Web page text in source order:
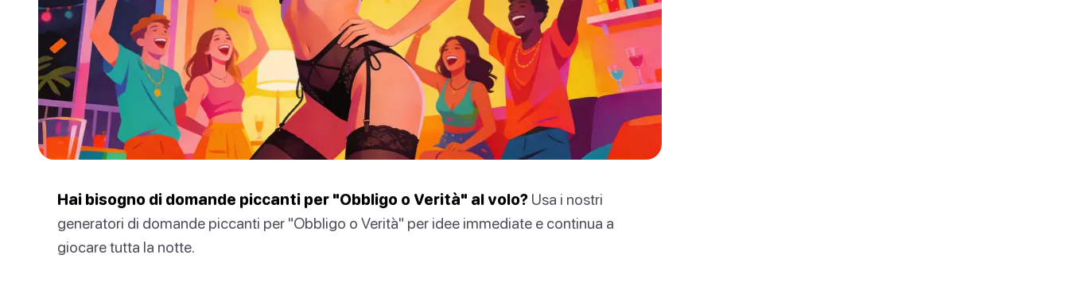
Hai bisogno di domande piccanti per "Obbligo o Verità" al volo? Usa i nostri
generatori di domande piccanti per "Obbligo o Verità" per idee immediate e continua a
giocare tutta la notte.